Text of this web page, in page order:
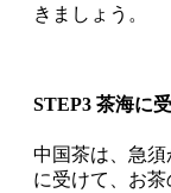
きましょう。
STEP3 茶海に
中国茶は、急
に受けて、お